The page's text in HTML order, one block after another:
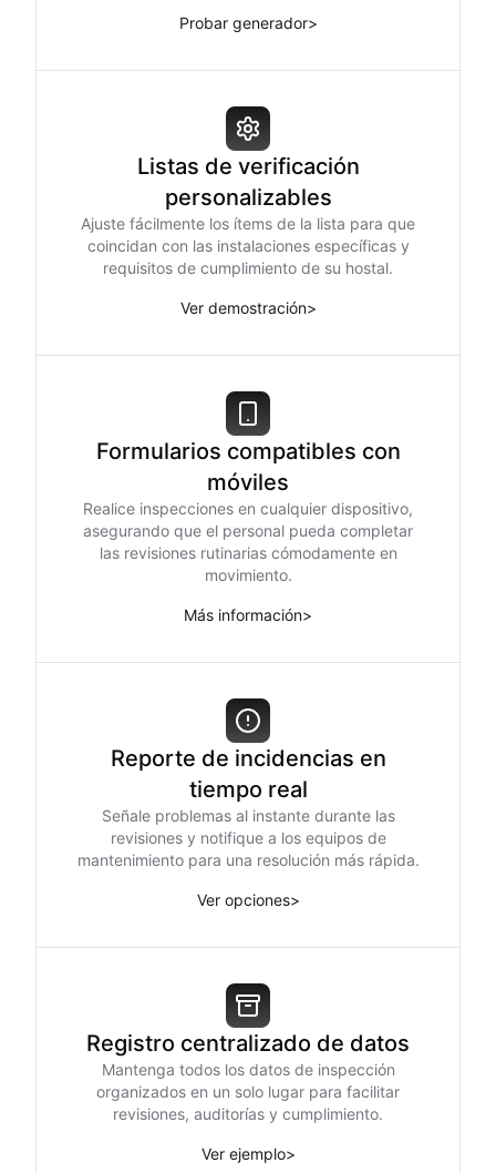
Probar generador>
Listas de verificación
personalizables
Ajuste fácilmente los ítems de la lista para que
coincidan con las instalaciones específicas y
requisitos de cumplimiento de su hostal.
Ver demostración>
Formularios compatibles con
móviles
Realice inspecciones en cualquier dispositivo,
asegurando que el personal pueda completar
las revisiones rutinarias cómodamente en
movimiento.
Más información>
Reporte de incidencias en
tiempo real
Señale problemas al instante durante las
revisiones y notifique a los equipos de
mantenimiento para una resolución más rápida.
Ver opciones>
Registro centralizado de datos
Mantenga todos los datos de inspección
organizados en un solo lugar para facilitar
revisiones, auditorías y cumplimiento.
Ver ejemplo>